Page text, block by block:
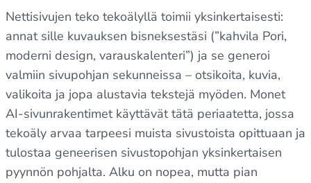
Nettisivujen teko tekoälyllä toimii yksinkertaisesti:
annat sille kuvauksen bisneksestäsi (”kahvila Pori,
moderni design, varauskalenteri”) ja se generoi
valmiin sivupohjan sekunneissa – otsikoita, kuvia,
valikoita ja jopa alustavia tekstejä myöden. Monet
AI-sivunrakentimet käyttävät tätä periaatetta, jossa
tekoäly arvaa tarpeesi muista sivustoista opittuaan ja
tulostaa geneerisen sivustopohjan yksinkertaisen
pyynnön pohjalta. Alku on nopea, mutta pian